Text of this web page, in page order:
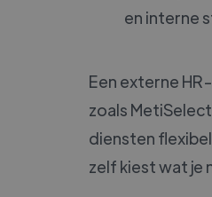
en interne
Een externe
zoals
diensten
zelf kiest wat je